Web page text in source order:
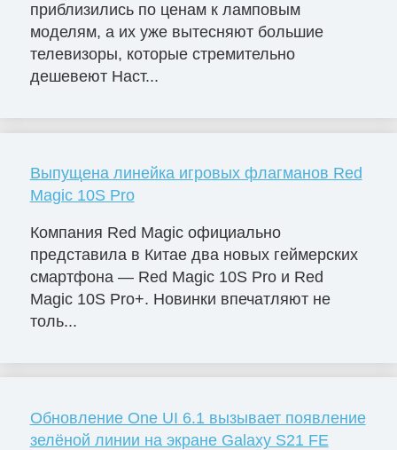
приблизились по ценам к ламповым
моделям, а их уже вытесняют большие
телевизоры, которые стремительно
дешевеют Наст...
Выпущена линейка игровых флагманов Red
Magic 10S Pro
Компания Red Magic официально
представила в Китае два новых геймерских
смартфона — Red Magic 10S Pro и Red
Magic 10S Pro+. Новинки впечатляют не
толь...
Обновление One UI 6.1 вызывает появление
зелёной линии на экране Galaxy S21 FE